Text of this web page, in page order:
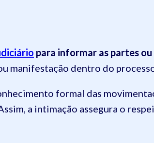
para informar as partes
manifestação dentro do
formal das
a intimação assegura o